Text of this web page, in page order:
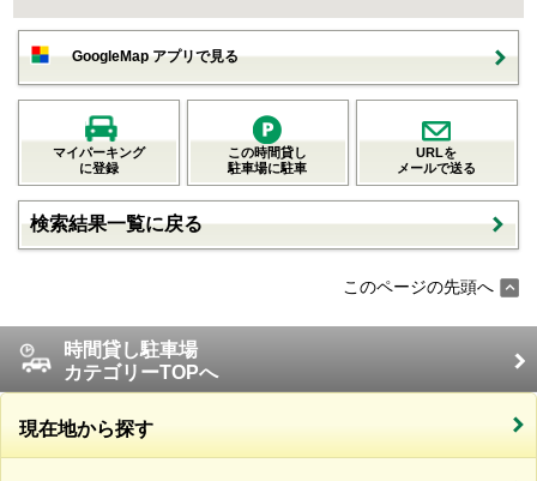
GoogleMap アプリで見る
マイパーキング
に登録
この時間貸し
駐車場に駐車
URLを
メールで送る
検索結果一覧に戻る
このページの先頭へ
時間貸し駐車場
カテゴリーTOPへ
現在地から探す